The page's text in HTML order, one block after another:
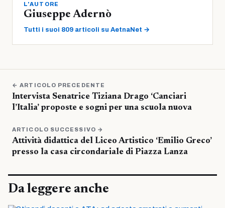
L'AUTORE
Giuseppe Adernò
Tutti i suoi 809 articoli su AetnaNet →
← ARTICOLO PRECEDENTE
Intervista Senatrice Tiziana Drago ‘Canciari
l’Italia’ proposte e sogni per una scuola nuova
ARTICOLO SUCCESSIVO →
Attività didattica del Liceo Artistico ‘Emilio Greco’
presso la casa circondariale di Piazza Lanza
Da leggere anche